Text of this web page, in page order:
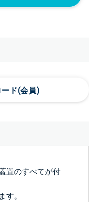
ード(会員)
置のすべてが付
す。